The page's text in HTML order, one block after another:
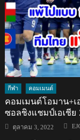
กีฬา คอมเมนต์
คอมเมนต์โอมาน+
ซอลชิงแชมป์เอเชีย
Posted
on
ตุลาคม 3, 2022